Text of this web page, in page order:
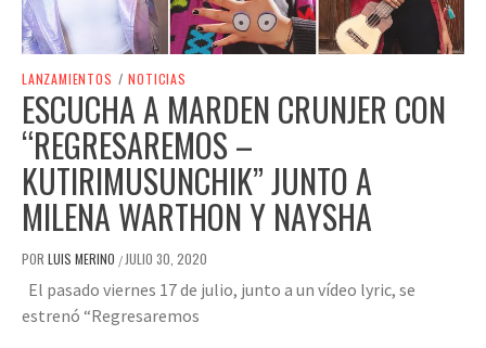
LANZAMIENTOS / NOTICIAS
ESCUCHA A MARDEN CRUNJER CON
“REGRESAREMOS –
KUTIRIMUSUNCHIK” JUNTO A
MILENA WARTHON Y NAYSHA
POR LUIS MERINO / JULIO 30, 2020
El pasado viernes 17 de julio, junto a un vídeo lyric, se
estrenó “Regresaremos